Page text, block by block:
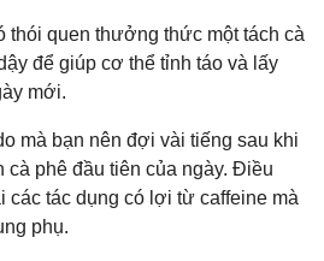
quen thưởng thức một tách cà
để giúp cơ thể tỉnh táo và lấy
mới.
mà bạn nên đợi vài tiếng sau khi
cà phê đầu tiên của ngày. Điều
các tác dụng có lợi từ caffeine mà
phụ.